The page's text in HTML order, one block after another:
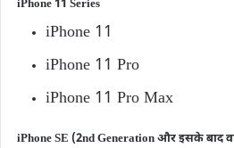
iPhone 11 Series
iPhone 11
iPhone 11 Pro
iPhone 11 Pro Max
iPhone SE (2nd Generation और इसके बाद